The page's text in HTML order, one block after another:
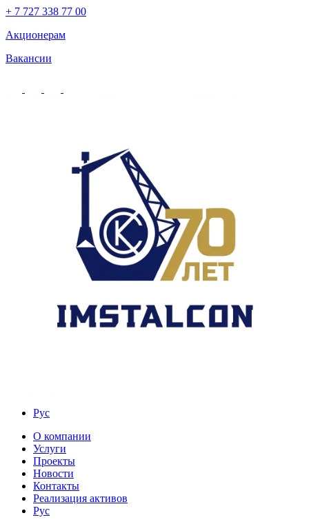
+ 7 727 338 77 00
Акционерам
Вакансии
Рус
О компании
Услуги
Проекты
Новости
Контакты
Реализация активов
Рус